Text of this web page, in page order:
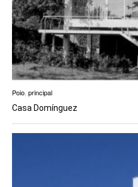
Poio principal
Casa Domínguez